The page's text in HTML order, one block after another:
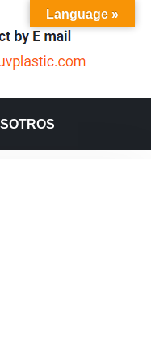
Language »